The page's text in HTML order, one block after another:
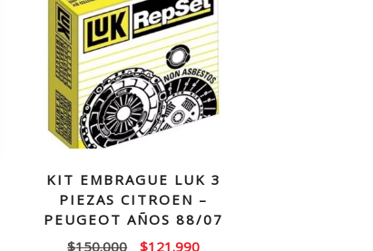
KIT EMBRAGUE LUK 3
PIEZAS CITROEN –
PEUGEOT AÑOS 88/07
$150.000
El
$121.990El